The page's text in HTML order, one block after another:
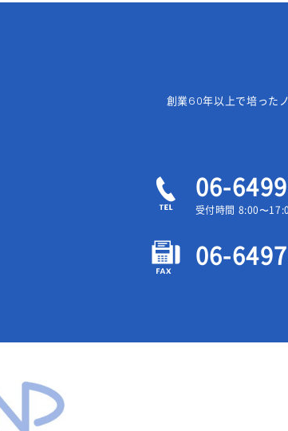
創業60年以上で培った
06-
受付時間 8:00〜
06-